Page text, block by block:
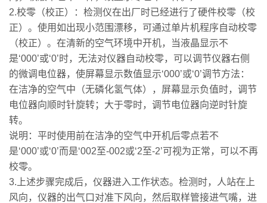
2.校零（校正）：检测仪在出厂时已经进行了硬件校零（校
正）。使用如出现小范围漂移，可通过单片机程序自动校零
（校正）。在清新的空气环境中开机，当液晶显示不
是‘000’或‘0’时，无法对仪器自动校零，可以调节仪器右侧
的微调电位器，使屏幕显示数值显示‘000’或‘0’调节方法：
在洁净的空气中（无磷化氢气体），屏幕显示负值时，调节
电位器向顺时针旋转；大于零时，调节电位器向逆时针旋
转。
说明：平时使用前在洁净的空气中开机后零点若不
是‘000’或‘0’而是‘002至-002或‘2至-2’可视为正常，可以不再
校零。
3.上述步骤完成后，仪器进入工作状态。检测时，人站在上
风向，仪器的出气口对准下风向，然后取样管接进气嘴，进